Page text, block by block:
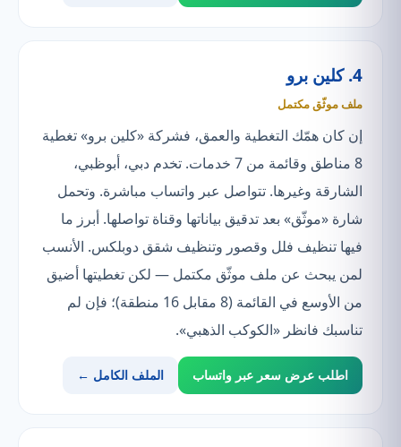
4. كلين برو
ملف موثّق مكتمل
إن كان همّك التغطية والعمق، فشركة «كلين برو» تغطية
8 مناطق وقائمة من 7 خدمات. تخدم دبي، أبوظبي،
الشارقة وغيرها. تتواصل عبر واتساب مباشرة. وتحمل
شارة «موثّق» بعد تدقيق بياناتها وقناة تواصلها. أبرز ما
فيها تنظيف فلل وقصور وتنظيف شقق دوبلكس. الأنسب
لمن يبحث عن ملف موثّق مكتمل — لكن تغطيتها أضيق
من الأوسع في القائمة (8 مقابل 16 منطقة)؛ فإن لم
تناسبك فانظر «الكوكب الذهبي».
اطلب عرض سعر عبر واتساب الملف الكامل ←